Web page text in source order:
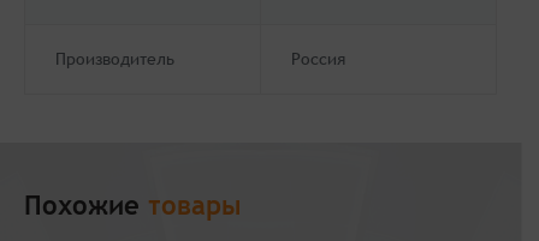
Производитель Россия
Похожие товары